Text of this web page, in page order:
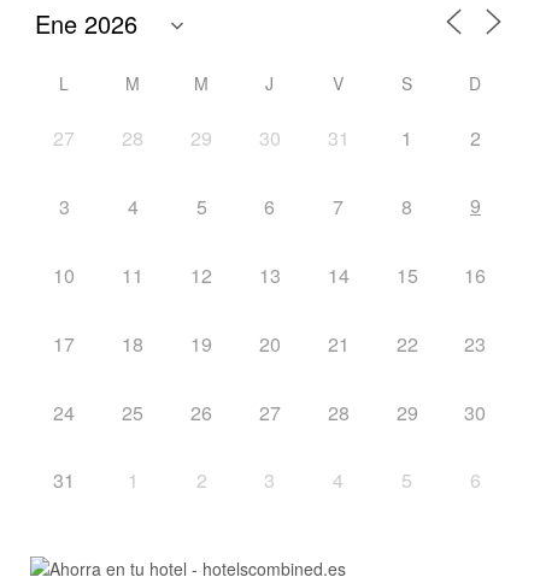
L M M J V S D
27 28 29 30 31 1 2
3 4 5 6 7 8 9
10 11 12 13 14 15 16
17 18 19 20 21 22 23
24 25 26 27 28 29 30
31 1 2 3 4 5 6